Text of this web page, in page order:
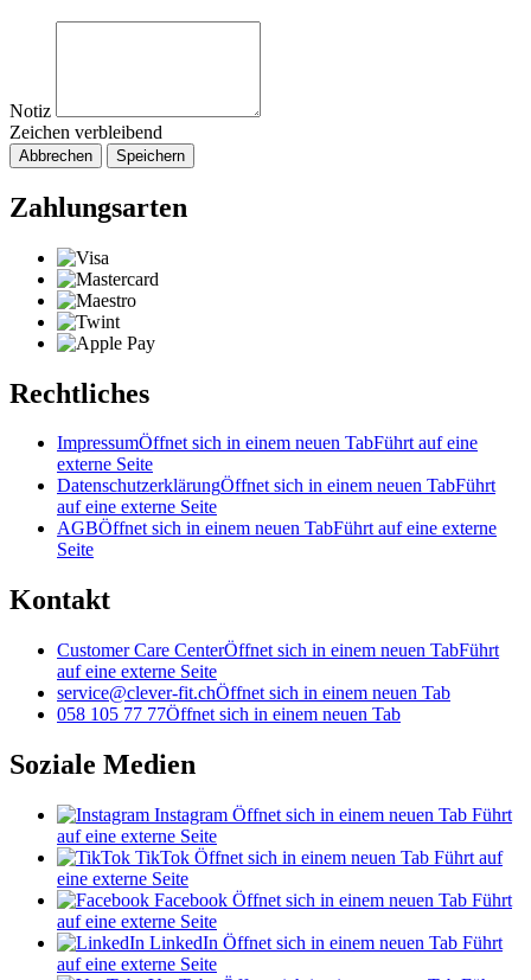
Notiz
Zeichen verbleibend
Abbrechen Speichern
Zahlungsarten
Rechtliches
ImpressumÖffnet sich in einem neuen TabFührt auf eine
externe Seite
DatenschutzerklärungÖffnet sich in einem neuen TabFührt
auf eine externe Seite
AGBÖffnet sich in einem neuen TabFührt auf eine externe
Seite
Kontakt
Customer Care CenterÖffnet sich in einem neuen TabFührt
auf eine externe Seite
service@clever-fit.chÖffnet sich in einem neuen Tab
058 105 77 77Öffnet sich in einem neuen Tab
Soziale Medien
Instagram Öffnet sich in einem neuen Tab Führt
auf eine externe Seite
TikTok Öffnet sich in einem neuen Tab Führt auf
eine externe Seite
Facebook Öffnet sich in einem neuen Tab Führt
auf eine externe Seite
LinkedIn Öffnet sich in einem neuen Tab Führt
auf eine externe Seite